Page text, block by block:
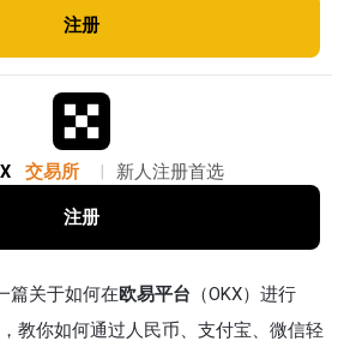
注册
交易所 新人注册首选
注册
篇关于如何在欧易平台 （OKX）进行
教你如何通过人民币、支付宝、微信轻